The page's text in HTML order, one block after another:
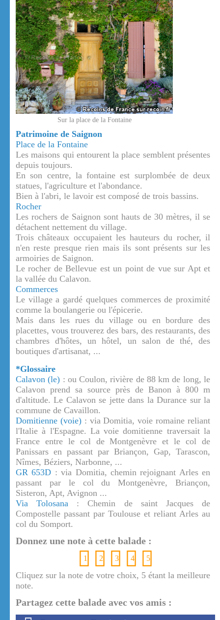
Sur la place de la Fontaine
Patrimoine de Saignon
Place de la Fontaine
Les maisons qui entourent la place semblent présentes
depuis toujours.
En son centre, la fontaine est surplombée de deux
statues, l'agriculture et l'abondance.
Bien à l'abri, le lavoir est composé de trois bassins.
Rocher
Les rochers de Saignon sont hauts de 30 mètres, il se
détachent nettement du village.
Trois châteaux occupaient les hauteurs du rocher, il
n'en reste presque rien mais ils sont présents sur les
armoiries de Saignon.
Le rocher de Bellevue est un point de vue sur Apt et
la vallée du Calavon.
Commerces
Le village a gardé quelques commerces de proximité
comme la boulangerie ou l'épicerie.
Mais dans les rues du village ou en bordure des
placettes, vous trouverez des bars, des restaurants, des
chambres d'hôtes, un hôtel, un salon de thé, des
boutiques d'artisanat, ...
*Glossaire
Calavon (le) : ou Coulon, rivière de 88 km de long, le
Calavon prend sa source près de Banon à 800 m
d'altitude. Le Calavon se jette dans la Durance sur la
commune de Cavaillon.
Domitienne (voie): via Domitia, voie romaine reliant
l'Italie à l'Espagne. La voie domitienne traversait la
France entre le col de Montgenèvre et le col de
Panissars en passant par Briançon, Gap, Tarascon,
Nîmes, Béziers, Narbonne, ...
GR 653D : via Domitia, chemin rejoignant Arles en
passant par le col du Montgenèvre, Briançon,
Sisteron, Apt, Avignon ...
Via Tolosana : Chemin de saint Jacques de
Compostelle passant par Toulouse et reliant Arles au
col du Somport.
Donnez une note à cette balade :
1 2 3 4 5
Cliquez sur la note de votre choix, 5 étant la meilleure
note.
Partagez cette balade avec vos amis :